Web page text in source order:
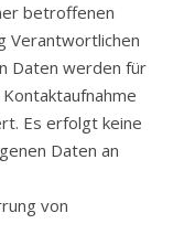
betroffenen
Verantwortlichen
Daten werden für
Es erfolgt keine
Daten an
von